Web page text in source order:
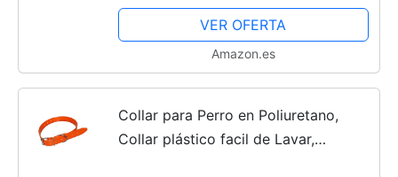
VER OFERTA
Amazon.es
Collar para Perro en Poliuretano,
Collar plástico facil de Lavar,